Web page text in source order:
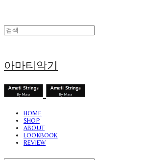
아마티악기
HOME
SHOP
ABOUT
LOOKBOOK
REVIEW